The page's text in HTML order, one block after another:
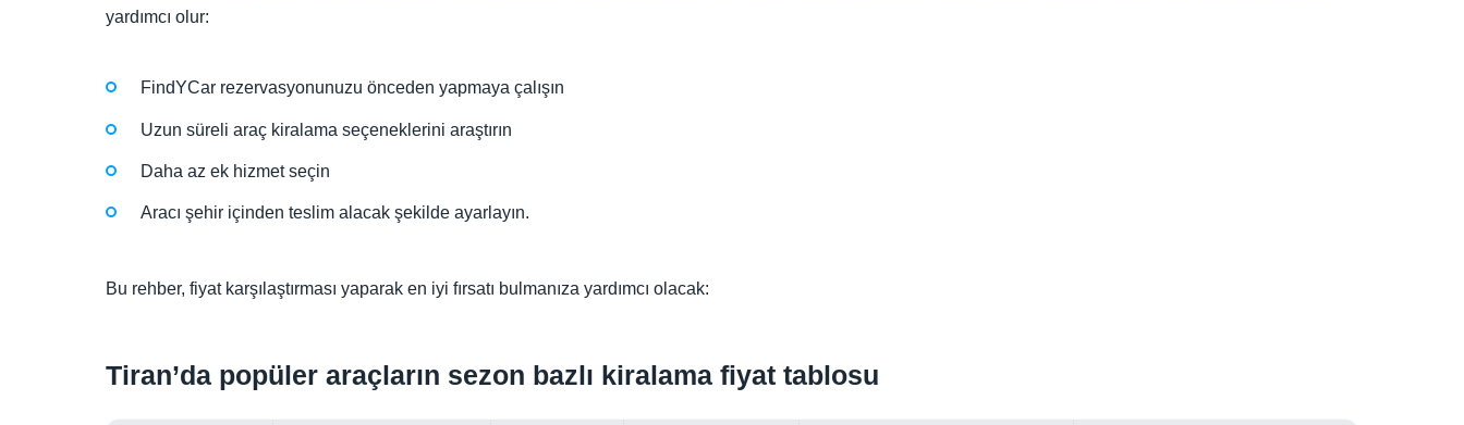
yardımcı olur:
FindYCar rezervasyonunuzu önceden yapmaya çalışın
Uzun süreli araç kiralama seçeneklerini araştırın
Daha az ek hizmet seçin
Aracı şehir içinden teslim alacak şekilde ayarlayın.
Bu rehber, fiyat karşılaştırması yaparak en iyi fırsatı bulmanıza yardımcı olacak:
Tiran’da popüler araçların sezon bazlı kiralama fiyat tablosu